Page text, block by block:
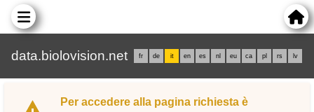
data.biolovision.net fr de it en es nl eu ca pl rs lv
Per accedere alla pagina richiesta è